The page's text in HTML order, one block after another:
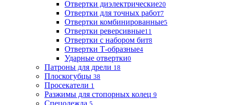
Отвертки диэлектрические20
Отвертки для точных работ7
Отвертки комбинированные5
Отвертки реверсивные11
Отвертки с набором бит8
Отвертки Т-образные4
Ударные отвертки0
Патроны для дрели 18
Плоскогубцы 38
Просекатели 1
Разжимы для стопорных колец 9
Спецодежда